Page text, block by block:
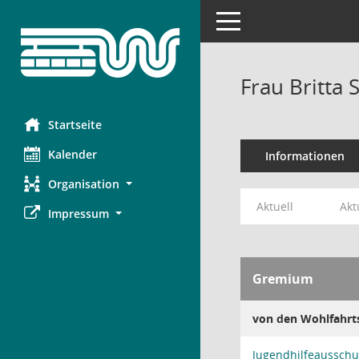
Startseite
Kalender
Organisation
Impressum
Toggle navigation
Frau Britta
Informationen
Aktuell
Gremium
von den